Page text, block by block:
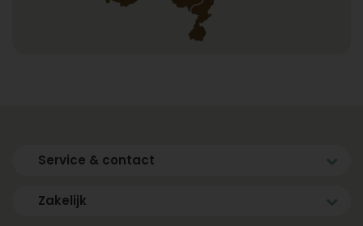
Service & contact
Zakelijk